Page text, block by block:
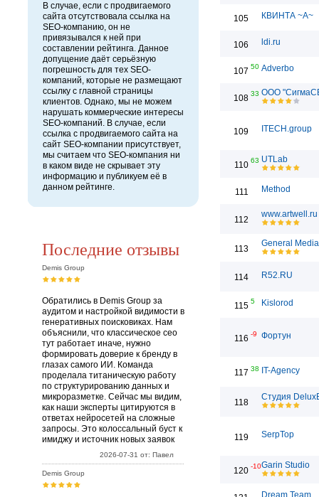
В случае, если с продвигаемого
сайта отсутствовала ссылка на
SEO-компанию, он не
привязывался к ней при
составлении рейтинга. Данное
допущение даёт серьёзную
погрешность для тех SEO-
компаний, которые не размещают
ссылку с главной страницы
клиентов. Однако, мы не можем
нарушать коммерческие интересы
SEO-компаний. В случае, если
ссылка с продвигаемого сайта на
сайт SEO-компании присутствует,
мы считаем что SEO-компания ни
в каком виде не скрывает эту
информацию и публикуем её в
данном рейтинге.
Последние отзывы
Demis Group
Обратились в Demis Group за
аудитом и настройкой видимости в
генеративных поисковиках. Нам
объяснили, что классическое сео
тут работает иначе, нужно
формировать доверие к бренду в
глазах самого ИИ. Команда
проделала титаническую работу
по структурированию данных и
микроразметке. Сейчас мы видим,
как наши эксперты цитируются в
ответах нейросетей на сложные
запросы. Это колоссальный буст к
имиджу и источник новых заявок
2026-07-31 от: Павел
Demis Group
105 КВИНТА ~А~
106 ldi.ru
107 50 Adverbo
108 33 ООО
109 ITECH.group
110 63 UTLab
111 Method
112
www.artwell.ru
113
General
114 R52.RU
115 5 Kislorod
116 -9 Фортун
117 38 IT-Agency
118
Студия
119 SerpTop
120 -10Garin Studio
Dream Team